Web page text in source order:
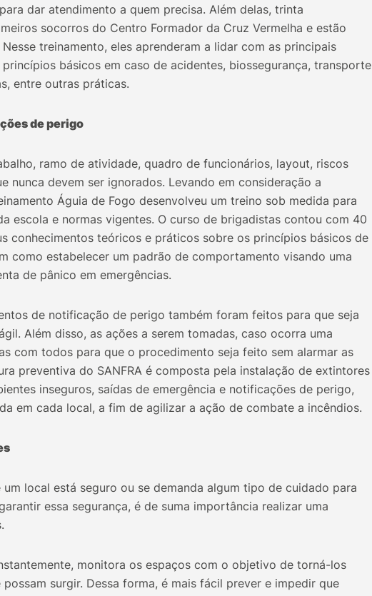
dar atendimento a quem precisa. Além delas, trinta
socorros do Centro Formador da Cruz Vermelha e estão
treinamento, eles aprenderam a lidar com as principais
básicos em caso de acidentes, biossegurança, transporte
entre outras práticas.
de perigo
ramo de atividade, quadro de funcionários, layout, riscos
nunca devem ser ignorados. Levando em consideração a
Águia de Fogo desenvolveu um treino sob medida para
escola e normas vigentes. O curso de brigadistas contou com 40
conhecimentos teóricos e práticos sobre os princípios básicos de
como estabelecer um padrão de comportamento visando uma
de pânico em emergências.
de notificação de perigo também foram feitos para que seja
Além disso, as ações a serem tomadas, caso ocorra uma
com todos para que o procedimento seja feito sem alarmar as
preventiva do SANFRA é composta pela instalação de extintores
inseguros, saídas de emergência e notificações de perigo,
em cada local, a fim de agilizar a ação de combate a incêndios.
local está seguro ou se demanda algum tipo de cuidado para
essa segurança, é de suma importância realizar uma
monitora os espaços com o objetivo de torná-los
surgir. Dessa forma, é mais fácil prever e impedir que